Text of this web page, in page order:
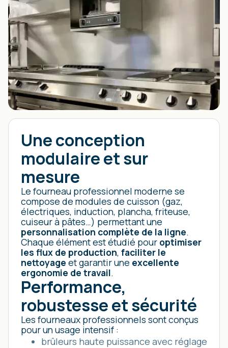
Une conception
modulaire et sur
mesure
Le fourneau professionnel moderne se
compose de modules de cuisson (gaz,
électriques, induction, plancha, friteuse,
cuiseur à pâtes…) permettant une
personnalisation complète de la ligne.
Chaque élément est étudié pour optimiser
les flux de production, faciliter le
nettoyage et garantir une excellente
ergonomie de travail.
Performance,
robustesse et sécurité
Les fourneaux professionnels sont conçus
pour un usage intensif :
brûleurs haute puissance avec réglage